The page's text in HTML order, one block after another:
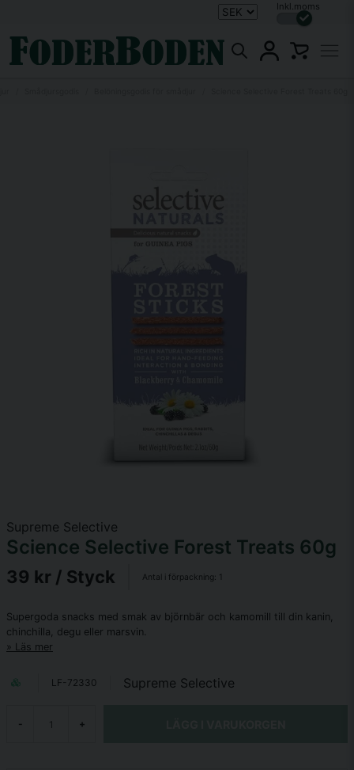
Inkl.moms
Supreme Selective
Science Selective Forest Treats 60g
39 kr / Styck Antal i förpackning: 1
Supergoda snacks med smak av björnbär och kamomill​ till din kanin,
chinchilla, degu eller marsvin.
Läs mer
LF-72330 Supreme Selective
- +